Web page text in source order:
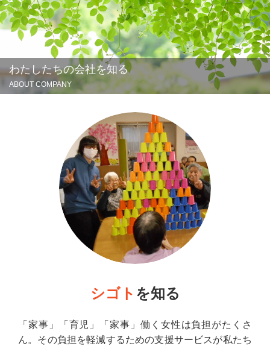
わたしたちの会社を知る
ABOUT COMPANY
シゴト を知る
「家事」「育児」「家事」働く女性は負担がたくさ
ん。その負担を軽減するための支援サービスが私たち